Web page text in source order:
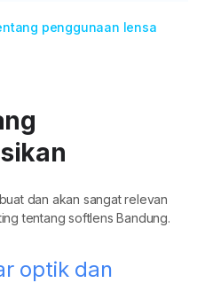
penggunaan lensa
dan akan sangat relevan
tentang softlens Bandung.
optik dan